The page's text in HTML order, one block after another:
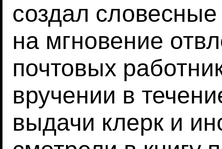
создал
на мгновение
почтовых
вручении в
выдачи клерк и